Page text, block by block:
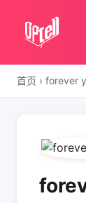
首页 › forever